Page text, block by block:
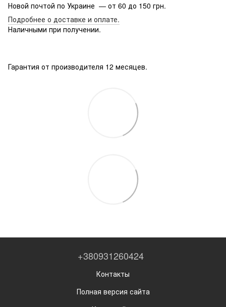
Новой почтой по Украине — от 60 до 150 грн.
Подробнее о доставке и оплате.
Наличными при получении.
Гарантия от производителя 12 месяцев.
+380931260424
Контакты
Полная версия сайта